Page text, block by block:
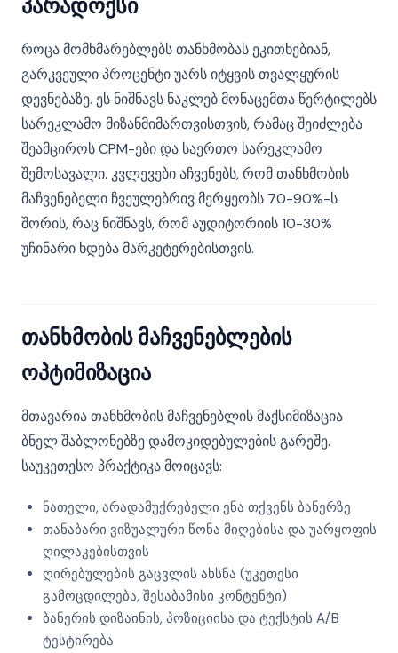
პარადოქსი
როცა მომხმარებლებს თანხმობას ეკითხებიან,
გარკვეული პროცენტი უარს იტყვის თვალყურის
დევნებაზე. ეს ნიშნავს ნაკლებ მონაცემთა წერტილებს
სარეკლამო მიზანმიმართვისთვის, რამაც შეიძლება
შეამციროს CPM-ები და საერთო სარეკლამო
შემოსავალი. კვლევები აჩვენებს, რომ თანხმობის
მაჩვენებელი ჩვეულებრივ მერყეობს 70-90%-ს
შორის, რაც ნიშნავს, რომ აუდიტორიის 10-30%
უჩინარი ხდება მარკეტერებისთვის.
თანხმობის მაჩვენებლების
ოპტიმიზაცია
მთავარია თანხმობის მაჩვენებლის მაქსიმიზაცია
ბნელ შაბლონებზე დამოკიდებულების გარეშე.
საუკეთესო პრაქტიკა მოიცავს:
ნათელი, არადამუქრებელი ენა თქვენს ბანერზე
თანაბარი ვიზუალური წონა მიღებისა და უარყოფის
ღილაკებისთვის
ღირებულების გაცვლის ახსნა (უკეთესი
გამოცდილება, შესაბამისი კონტენტი)
ბანერის დიზაინის, პოზიციისა და ტექსტის A/B
ტესტირება